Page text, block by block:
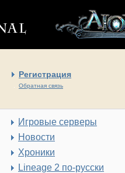
Регистрация
Обратная связь
Игровые серверы
Новости
Хроники
Lineage 2 по-русски